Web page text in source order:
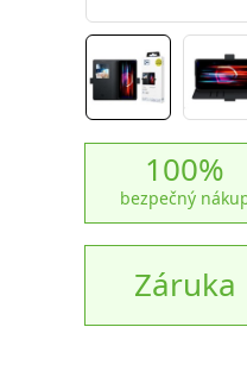
100%
bezpečný
Záruka